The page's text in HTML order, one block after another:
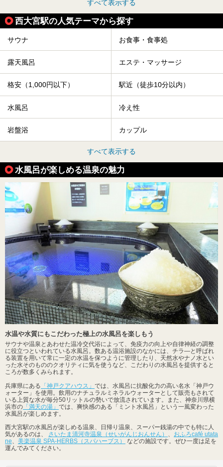
すべて表示する
西大宮駅の人気テーマから探す
サウナ お食事・食事処
露天風呂 エステ・マッサージ
格安（1,000円以下） 駅近（徒歩10分以内）
水風呂 冷え性
岩盤浴 カップル
すべて表示する
水風呂が楽しめる温泉の魅力
水温や水質にもこだわった極上の水風呂を楽しもう
サウナや温泉とあわせた温冷交代浴によって、免疫力の向上や自律神経の調整
に役立つといわれている水風呂。数ある温浴施設のなかには、チラ―と呼ばれ
る装置を用いて常に一定の水温を保つように管理したり、天然水やナノ水とい
った水そのもののクオリティに気を使うなど、こだわりの水風呂を提供すると
ころが数多くみられます。
兵庫県にある 「神戸クアハウス」 では、水風呂に抗酸化力の高い名水「神戸ウ
ォーター」を使用。飲用のナチュラルミネラルウォーターとして販売もされて
いる上質な水が毎分50リットルの勢いで放流されています。また、神奈川県横
浜市の 「満天の湯」 では、爽快感のある「ミント水風呂」という一風変わった
水風呂が楽しめます。
西大宮駅の水風呂が楽しめる温泉、日帰り温泉、スーパー銭湯の中でも特に人
気があるのは、 さいたま清河寺温泉（せいがんじおんせん）
おふろcafé utata
ne
美楽温泉 SPA-HERBS（スパハーブス）
などの施設です。ぜひ一度は足を
運んでみてください。